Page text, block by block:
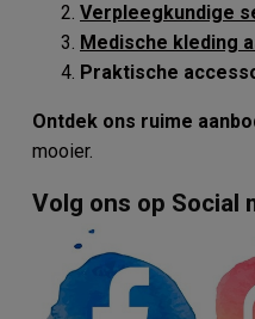
Verpleegkundige
Medische kleding
Praktische
Ontdek ons ruime
mooier.
Volg ons op Social